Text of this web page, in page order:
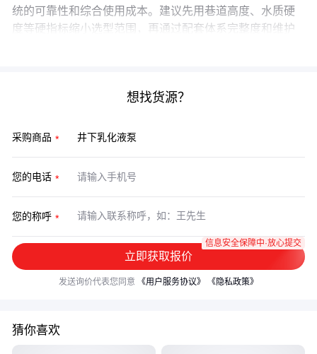
统的可靠性和综合使用成本。建议先用巷道高度、水质硬
度等硬指标缩小选型范围，再通过配套体系完整度和维护
想找货源？
采购商品
您的电话
您的称呼
立即获取报价
信息安全保障中·放心提交
发送询价代表您同意 《用户服务协议》 《隐私政策》
猜你喜欢